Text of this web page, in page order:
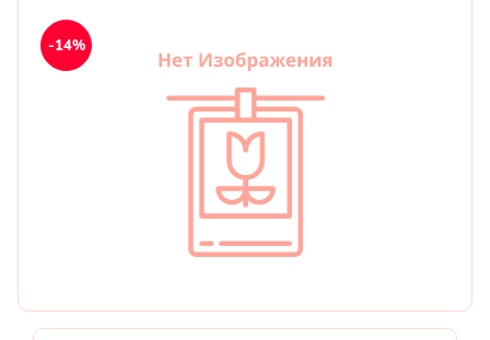
Букеты из роз
Цветы любимой
-14%